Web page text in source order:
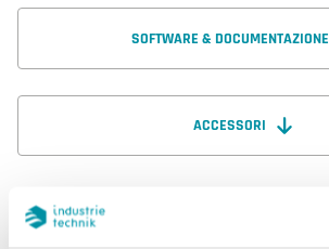
SOFTWARE & DOCUMENTAZIONE
ACCESSORI